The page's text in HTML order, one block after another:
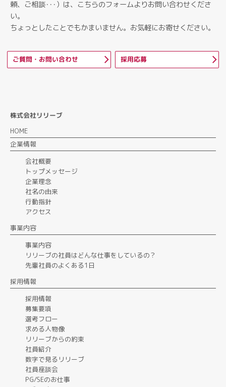
頼、ご相談･･･）は、こちらのフォームよりお問い合わせくださ
い。
ちょっとしたことでもかまいません。お気軽にお寄せください。
ご質問・お問い合わせ 採用応募
株式会社リリーブ
HOME
企業情報
会社概要
トップメッセージ
企業理念
社名の由来
行動指針
アクセス
事業内容
事業内容
リリーブの社員はどんな仕事をしているの？
先輩社員のよくある1日
採用情報
採用情報
募集要項
選考フロー
求める人物像
リリーブからの約束
社員紹介
数字で見るリリーブ
社員座談会
PG/SEのお仕事